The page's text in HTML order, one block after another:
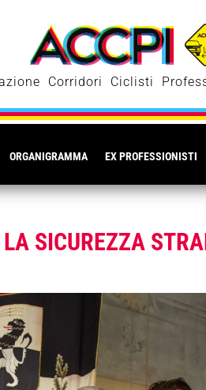
Corridori Ciclisti
ORGANIGRAMMA EX PROFESSIONISTI
SICUREZZA